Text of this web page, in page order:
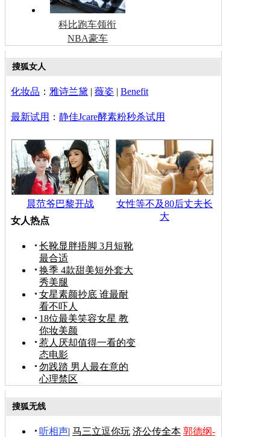
科比跑车领衔
NBA豪车
搜狐女人
化妆品 ： 雅诗兰黛 | 薇姿 | Benefit
最新试用 ： 静佳Jcare酵素粉秒杀试用
晨范爷巴黎开战
女性等不及80后丈夫长
大
女人热点
长靴显胖捂脚 3月短靴
最合适
换季 4款甜美短外套大
秀美腿
女星素颜抄底 谁最耐
看不吓人
18位最美笑容女星 教
你妆美颜
惹人厌却值得一看的变
态电影
勿践踏 男人最在意的
心理禁区
搜狐无线
听相声| 马三立逗你玩 济公传全本 郭德纲-